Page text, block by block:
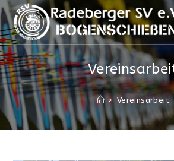
Zum
Inhalt
springen
> Vereinsarbeit